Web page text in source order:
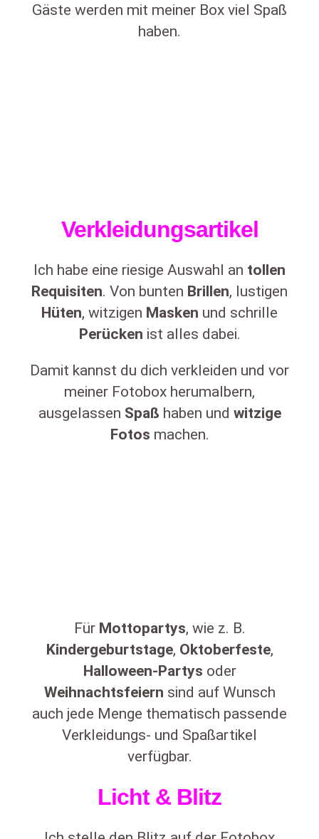
Gäste werden mit meiner Box viel Spaß
haben.
Verkleidungsartikel
Ich habe eine riesige Auswahl an tollen
Requisiten. Von bunten Brillen, lustigen
Hüten, witzigen Masken und schrille
Perücken ist alles dabei.
Damit kannst du dich verkleiden und vor
meiner Fotobox herumalbern,
ausgelassen Spaß haben und witzige
Fotos machen.
Für Mottopartys, wie z. B.
Kindergeburtstage, Oktoberfeste,
Halloween-Partys oder
Weihnachtsfeiern sind auf Wunsch
auch jede Menge thematisch passende
Verkleidungs- und Spaßartikel
verfügbar.
Licht & Blitz